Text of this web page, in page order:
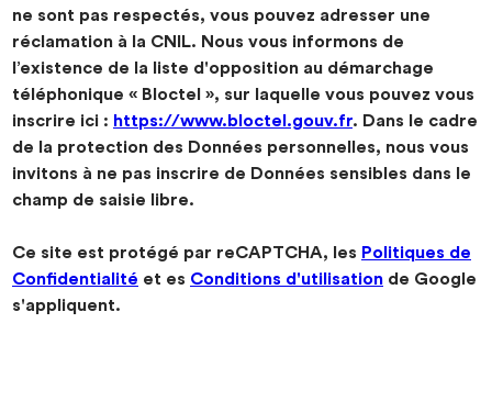
ne sont pas respectés, vous pouvez adresser une
réclamation à la CNIL. Nous vous informons de
l’existence de la liste d'opposition au démarchage
téléphonique « Bloctel », sur laquelle vous pouvez vous
inscrire ici : https://www.bloctel.gouv.fr. Dans le cadre
de la protection des Données personnelles, nous vous
invitons à ne pas inscrire de Données sensibles dans le
champ de saisie libre.
Ce site est protégé par reCAPTCHA, les Politiques de
Confidentialité et es Conditions d'utilisation de Google
s'appliquent.